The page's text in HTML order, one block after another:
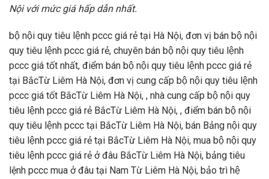
Nội với mức giá hấp dẫn nhất.
bộ nội quy tiêu lệnh pccc giá rẻ tại Hà Nội, đơn vị bán bộ nội
quy tiêu lệnh pccc giá rẻ, chuyên bán bộ nội quy tiêu lệnh
pccc giá tốt nhất, điểm bán bộ nội quy tiêu lệnh pccc giá rẻ
tại BắcTừ Liêm Hà Nội, đơn vị cung cấp bộ nội quy tiêu lệnh
pccc giá tốt BắcTừ Liêm Hà Nội, , nhà cung cấp bộ nội quy
tiêu lệnh pccc giá rẻ BắcTừ Liêm Hà Nội, , điểm bán bộ nội
quy tiêu lệnh pccc tại BắcTừ Liêm Hà Nội, bán Bảng nội quy
tiêu lệnh pccc giá rẻ tại BắcTừ Liêm Hà Nội, mua bộ nội quy
tiêu lệnh pccc giá rẻ ở đâu BắcTừ Liêm Hà Nội, bảng tiêu
lệnh pccc mua ở đâu tại Nam Từ Liêm Hà Nội, bảo trì hệ